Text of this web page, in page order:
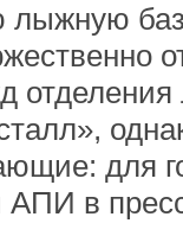
лыжную
для
в